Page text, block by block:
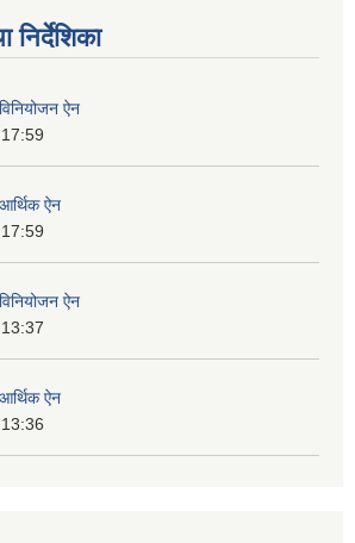
ऐन
ऐन
ऐन
ऐन